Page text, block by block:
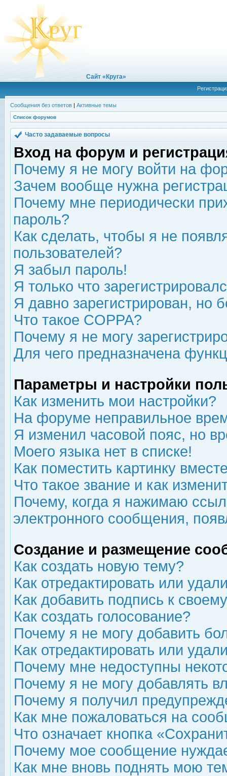
Сайт «Круга»
Сообщения без ответов | Активные темы
Список форумов
Часто задаваемые вопросы
Вход на форум и
Почему я не могу войти на
Зачем вообще нужна
Почему мне периодически
пароль?
Как сделать, чтобы я не
пользователей?
Я забыл пароль!
Я только что
Я давно зарегистрирован, но
Что такое COPPA?
Почему я не могу
Для чего предназначена
Параметры и настройки
Как изменить мои настройки?
На форуме неправильное
Я изменил часовой пояс, но
Моего языка нет в списке!
Как поместить картинку
Что такое звание и как
Почему, когда я нажимаю
электронного сообщения,
Создание и размещение
Как создать новую тему?
Как отредактировать или
Как добавить подпись к
Как создать голосование?
Почему я не могу добавить
Как отредактировать или
Почему мне недоступны
Почему я не могу добавлять
Почему я получил
Как мне пожаловаться на
Что означает кнопка
Почему мое сообщение
Как мне вновь поднять мою